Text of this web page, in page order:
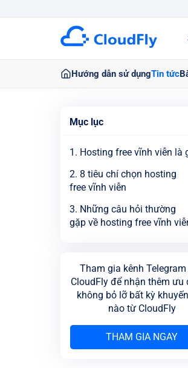
Hướng dẫn sử dụngTin tức
Mục lục
1. Hosting free vĩnh viễn là
2. 8 tiêu chí chọn hosting
free vĩnh viễn
3. Những câu hỏi thường
gặp về hosting free vĩnh
Tham gia kênh Telegram
CloudFly để nhận thêm ưu
không bỏ lỡ bất kỳ
nào từ CloudFly
THAM GIA NGAY